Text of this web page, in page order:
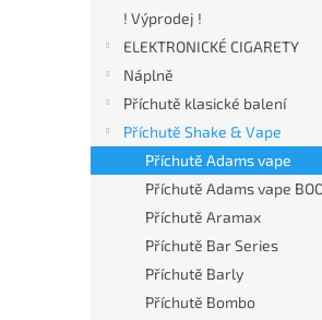
n
e
! Výprodej !
ELEKTRONICKÉ CIGARETY
Náplně
Příchutě klasické balení
Příchutě Shake & Vape
Příchutě Adams vape
Příchutě Adams vape
Příchutě Aramax
Příchutě Bar Series
Příchutě Barly
Příchutě Bombo